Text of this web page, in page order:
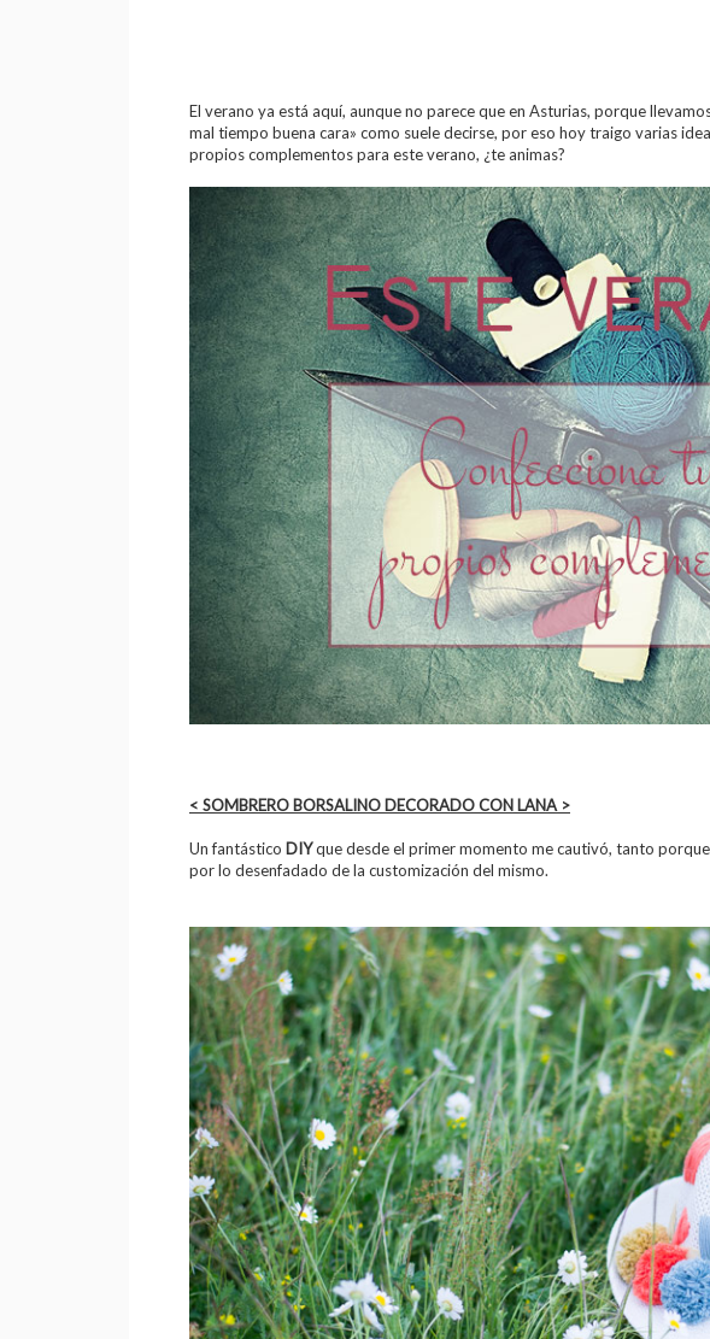
El verano ya está aquí, aunque no parece que en Asturias, porque
mal tiempo buena cara» como suele decirse, por eso hoy traigo varias
propios complementos para este verano, ¿te animas?
< SOMBRERO BORSALINO DECORADO CON LANA >
Un fantástico DIYque desde el primer momento me cautivó, tanto
por lo desenfadado de la customización del mismo.